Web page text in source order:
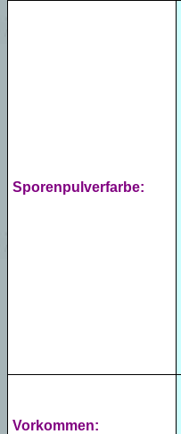
Sporenpulverfarbe:
Vorkommen: